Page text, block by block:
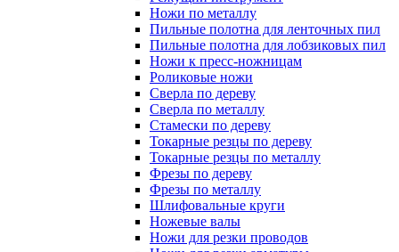
Ножи по металлу
Пильные полотна для ленточных пил
Пильные полотна для лобзиковых пил
Ножи к пресс-ножницам
Роликовые ножи
Сверла по дереву
Сверла по металлу
Стамески по дереву
Токарные резцы по дереву
Токарные резцы по металлу
Фрезы по дереву
Фрезы по металлу
Шлифовальные круги
Ножевые валы
Ножи для резки проводов